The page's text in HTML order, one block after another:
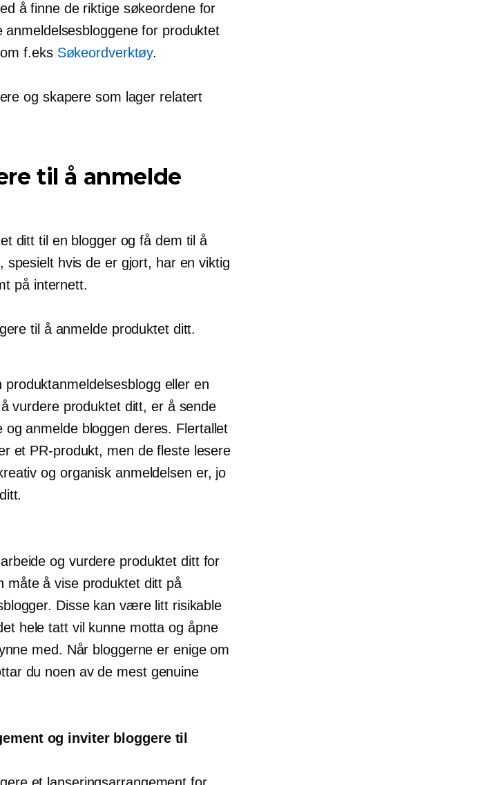
å finne de riktige søkeordene for
for produktet
f.eks Søkeordverktøy.
og skapere som lager relatert
til å anmelde
ditt til en blogger og få dem til å
spesielt hvis de er gjort, har en viktig
på internett.
til å anmelde produktet ditt.
eller en
vurdere produktet ditt, er å sende
anmelde bloggen deres. Flertallet
et PR-produkt, men de fleste lesere
og organisk anmeldelsen er, jo
og vurdere produktet ditt for
måte å vise produktet ditt på
Disse kan være litt risikable
hele tatt vil kunne motta og åpne
med. Når bloggerne er enige om
du noen av de mest genuine
og inviter bloggere til